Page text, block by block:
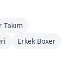
Takım
Erkek Boxer